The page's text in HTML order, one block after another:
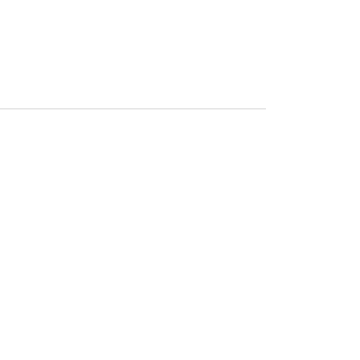
és lepattogzást okozhat. Ezért a gyors
és az alapfelület minősége.